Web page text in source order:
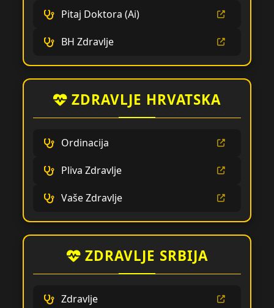
Pitaj Doktora (Ai)
BH Zdravlje
ZDRAVLJE HRVATSKA
Ordinacija
Pliva Zdravlje
Vaše Zdravlje
ZDRAVLJE SRBIJA
Zdravlje